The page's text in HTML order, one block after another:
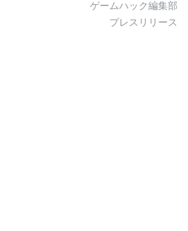
ゲームハック編集部
プレスリリース